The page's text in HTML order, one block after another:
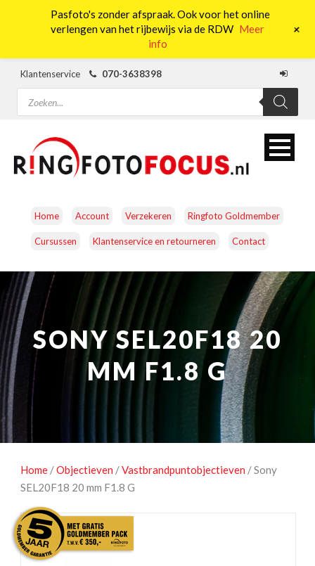
Klantenservice
070-3638398
Producten
zoeken
Home Account Verzekeren Ringfoto Goldmember
Cursussen Klantenservice en retourneren Contact
CAMERA’S OBJECTIEVEN ACCESSOIRES
NATUUROBSERVATIE MEDIA EN ENERGIE
STUDIOFOTOGRAFIE OCCASIONS
SONY SEL20F18 20
MM F1.8 G
Home /Objectieven /Vastbrandpuntobjectieven / Sony
SEL20F18 20 mm F1.8 G
Pasfoto's zonder afspraak. Ook voor het online
verlengen van het rijbewijs via de RDW Meer
info
+